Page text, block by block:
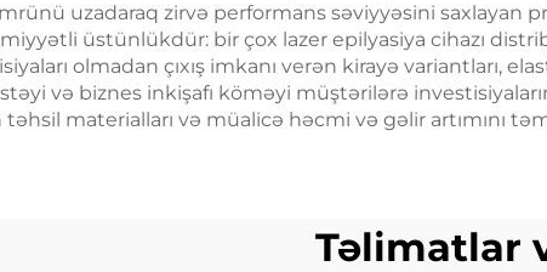
uzadaraq zirvə performans səviyyəsini
üstünlükdür: bir çox lazer epilyasiya cihazı
olmadan çıxış imkanı verən kirayə variantları,
və biznes inkişafı köməyi müştərilərə
materialları və müalicə həcmi və gəlir artımını
Təlimatlar